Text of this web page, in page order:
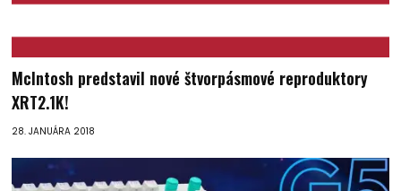
McIntosh predstavil nové štvorpásmové reproduktory
XRT2.1K!
28. JANUÁRA 2018